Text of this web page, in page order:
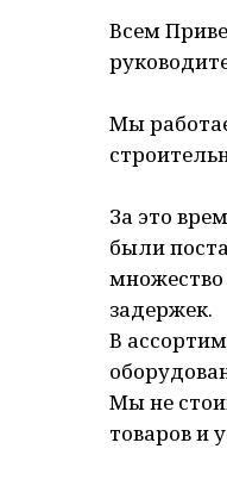
Всем
Мы
За это
были
задержек.
В
Мы не
товаров и